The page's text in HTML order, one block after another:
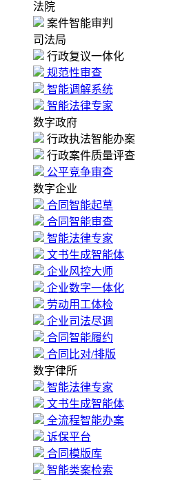
法院
案件智能审判
司法局
行政复议一体化
规范性审查
智能调解系统
智能法律专家
数字政府
行政执法智能办案
行政案件质量评查
公平竞争审查
数字企业
合同智能起草
合同智能审查
智能法律专家
文书生成智能体
企业风控大师
企业数字一体化
劳动用工体检
企业司法尽调
合同智能履约
合同比对/排版
数字律所
智能法律专家
文书生成智能体
全流程智能办案
诉保平台
合同模版库
智能类案检索